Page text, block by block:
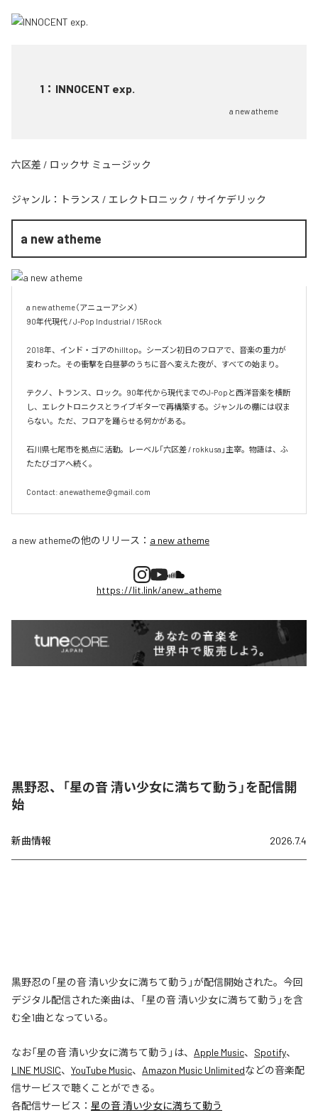
1 ： INNOCENT exp.
a new atheme
六区差 / ロックサ ミュージック
ジャンル： トランス / エレクトロニック / サイケデリック
a new atheme
a new atheme（アニューアシメ）
90年代現代 / J-Pop Industrial / 15Rock
2018年、インド・ゴアのhilltop。シーズン初日のフロアで、音楽の重力が
変わった。その衝撃を白昼夢のうちに音へ変えた夜が、すべての始まり。
テクノ、トランス、ロック。90年代から現代までのJ-Popと西洋音楽を横断
し、エレクトロニクスとライブギターで再構築する。ジャンルの棚には収ま
らない。ただ、フロアを踊らせる何かがある。
石川県七尾市を拠点に活動。レーベル「六区差 / rokkusa」主宰。物語は、ふ
たたびゴアへ続く。
Contact: anewatheme@gmail.com
a new athemeの他のリリース： a new atheme
https://lit.link/anew_atheme
黒野忍、「星の音 清い少女に満ちて動う」を配信開
始
新曲情報 2026.7.4
黒野忍の「星の音 清い少女に満ちて動う」が配信開始された。今回
デジタル配信された楽曲は、「星の音 清い少女に満ちて動う」を含
む全1曲となっている。
なお「星の音 清い少女に満ちて動う 」は、 Apple Music、 Spotify、
LINE MUSIC、 YouTube Music、 Amazon Music Unlimitedなどの音楽配
信サービスで聴くことができる。
各配信サービス： 星の音 清い少女に満ちて動う